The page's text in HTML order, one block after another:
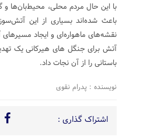
با این حال مردم محلی، محیط‌بان‌ها
باعث شده‌اند بسیاری از این
نقشه‌های ماهواره‌ای و ایجاد
آتش برای جنگل های هیرکانی‌ یک
باستانی را از آن نجات داد.
نویسنده : پدرام نقوی
اشتراک گذاری :